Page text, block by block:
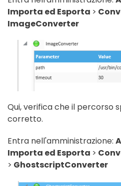
Importa ed Esporta >
ImageConverter
Qui, verifica che il percorso
corretto.
Entra nell'amministrazione:
Importa ed Esporta >
> GhostscriptConverter